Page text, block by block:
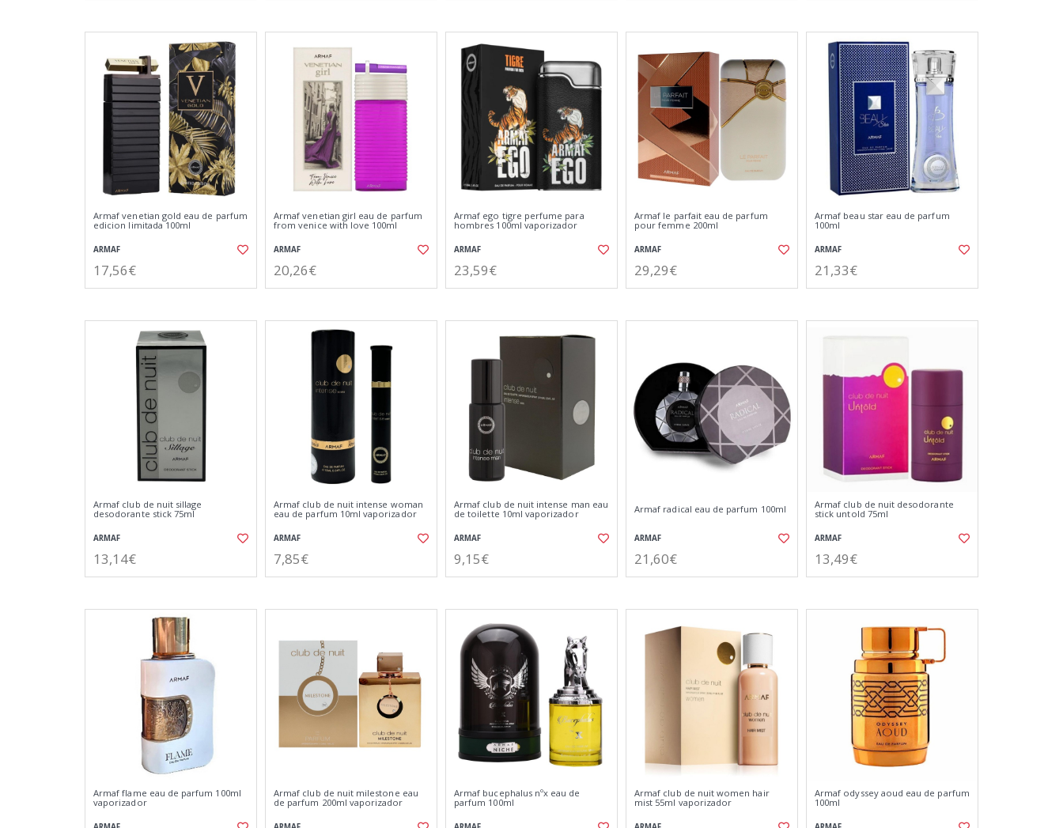
Armaf venetian gold eau de parfum
edicion limitada 100ml
ARMAF
17,56€
Armaf venetian girl eau de parfum
from venice with love 100ml
ARMAF
20,26€
Armaf ego tigre perfume para
hombres 100ml vaporizador
ARMAF
23,59€
Armaf le parfait eau de parfum
pour femme 200ml
ARMAF
29,29€
Armaf beau star eau de parfum
100ml
ARMAF
21,33€
Armaf club de nuit sillage
desodorante stick 75ml
ARMAF
13,14€
Armaf club de nuit intense woman
eau de parfum 10ml vaporizador
ARMAF
7,85€
Armaf club de nuit intense man eau
de toilette 10ml vaporizador
ARMAF
9,15€
Armaf radical eau de parfum 100ml
ARMAF
21,60€
Armaf club de nuit desodorante
stick untold 75ml
ARMAF
13,49€
Armaf flame eau de parfum 100ml
vaporizador
Armaf club de nuit milestone eau
de parfum 200ml vaporizador
Armaf bucephalus nºx eau de
parfum 100ml
Armaf club de nuit women hair
mist 55ml vaporizador
Armaf odyssey aoud eau de parfum
100ml